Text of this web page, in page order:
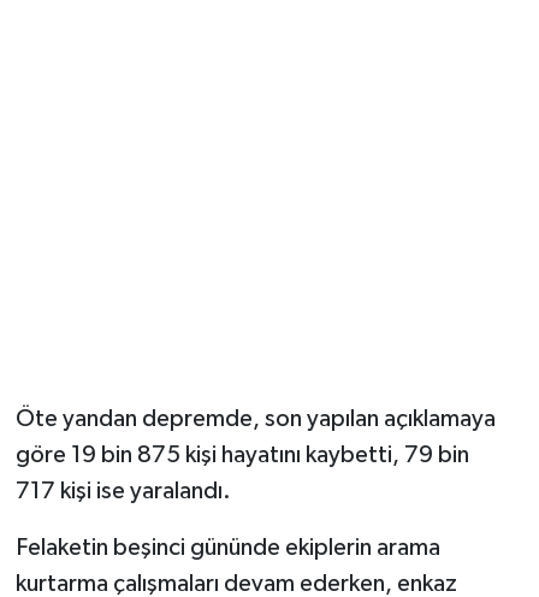
Öte yandan depremde, son yapılan açıklamaya
göre 19 bin 875 kişi hayatını kaybetti, 79 bin
717 kişi ise yaralandı.
Felaketin beşinci gününde ekiplerin arama
kurtarma çalışmaları devam ederken, enkaz